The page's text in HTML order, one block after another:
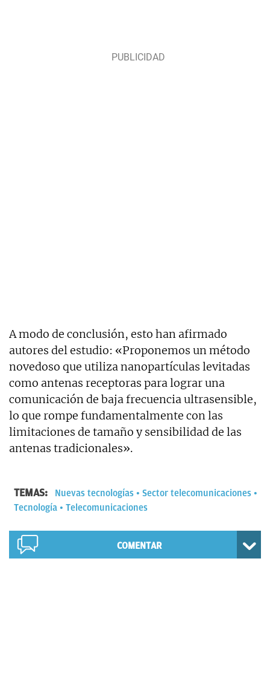
A modo de conclusión, esto han afirmado
autores del estudio: «Proponemos un método
novedoso que utiliza nanopartículas levitadas
como antenas receptoras para lograr una
comunicación de baja frecuencia ultrasensible,
lo que rompe fundamentalmente con las
limitaciones de tamaño y sensibilidad de las
antenas tradicionales».
TEMAS: Nuevas tecnologías
Sector telecomunicaciones
Tecnología
Telecomunicaciones
COMENTAR